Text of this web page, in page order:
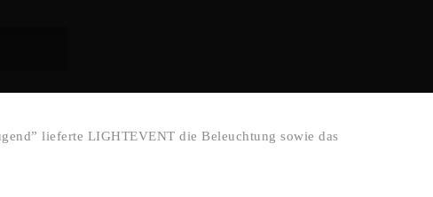
lieferte LIGHTEVENT die Beleuchtung sowie das